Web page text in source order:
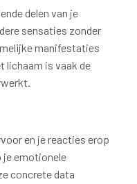
delen van je
sensaties zonder
manifestaties
lichaam is vaak de
en je reacties erop
je emotionele
concrete data